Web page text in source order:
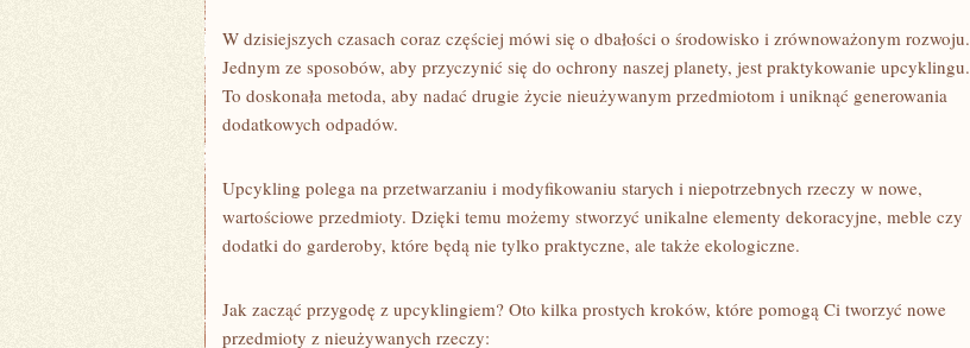
W dzisiejszych czasach coraz częściej mówi się o dbałości o ‍środowisko i zrównoważonym rozwoju.
Jednym ze sposobów, aby przyczynić⁢ się do ochrony naszej planety, jest praktykowanie upcyklingu.
⁢To ⁤doskonała metoda, aby nadać drugie życie⁤ nieużywanym przedmiotom i uniknąć generowania
dodatkowych odpadów.
Upcykling polega ⁤na przetwarzaniu i modyfikowaniu starych‍ i ⁣niepotrzebnych rzeczy w⁤ nowe,
wartościowe⁢ przedmioty. Dzięki temu możemy ⁢stworzyć unikalne⁤ elementy⁢ dekoracyjne, ‌meble czy
dodatki do garderoby, które będą nie tylko⁣ praktyczne, ale także‍ ekologiczne.
Jak⁢ zacząć ‌przygodę⁣ z upcyklingiem? Oto kilka prostych kroków, które pomogą Ci tworzyć nowe⁢
przedmioty ‌z nieużywanych rzeczy: